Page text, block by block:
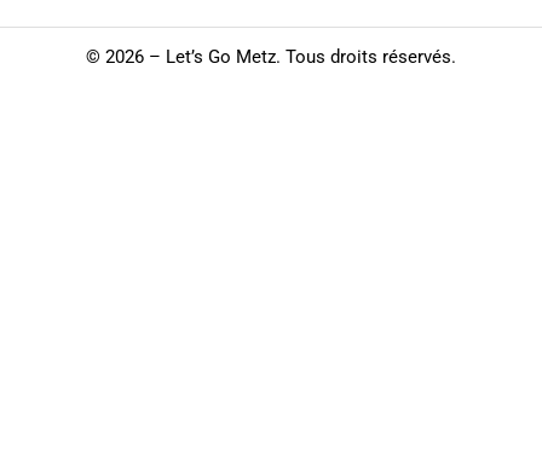
© 2026 – Let’s Go Metz. Tous droits réservés.